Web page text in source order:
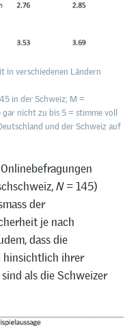
in verschiedenen Ländern
in der Schweiz; M =
nicht zu bis 5 = stimme voll
und der Schweiz auf
N= 145)
der
je nach
dass die
hinsichtlich ihrer
als die Schweizer